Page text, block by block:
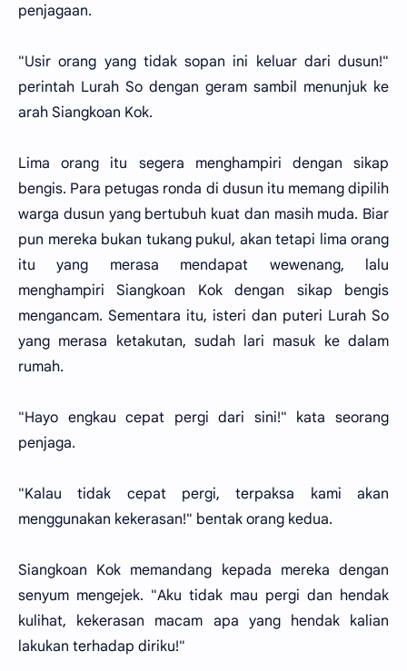
penjagaan.
"Usir orang yang tidak sopan ini keluar dari dusun!"
perintah Lurah So dengan geram sambil menunjuk ke
arah Siangkoan Kok.
Lima orang itu segera menghampiri dengan sikap
bengis. Para petugas ronda di dusun itu memang dipilih
warga dusun yang bertubuh kuat dan masih muda. Biar
pun mereka bukan tukang pukul, akan tetapi lima orang
itu yang merasa mendapat wewenang, lalu
menghampiri Siangkoan Kok dengan sikap bengis
mengancam. Sementara itu, isteri dan puteri Lurah So
yang merasa ketakutan, sudah lari masuk ke dalam
rumah.
"Hayo engkau cepat pergi dari sini!" kata seorang
penjaga.
"Kalau tidak cepat pergi, terpaksa kami akan
menggunakan kekerasan!" bentak orang kedua.
Siangkoan Kok memandang kepada mereka dengan
senyum mengejek. "Aku tidak mau pergi dan hendak
kulihat, kekerasan macam apa yang hendak kalian
lakukan terhadap diriku!"